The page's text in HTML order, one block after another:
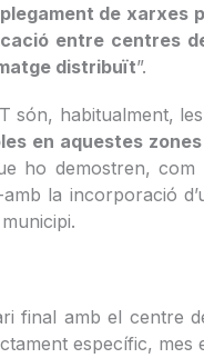
de
entre centres
distribuït”.
són, habitualment,
en aquestes
demostren,
la incorporació
final amb el centre
específic,